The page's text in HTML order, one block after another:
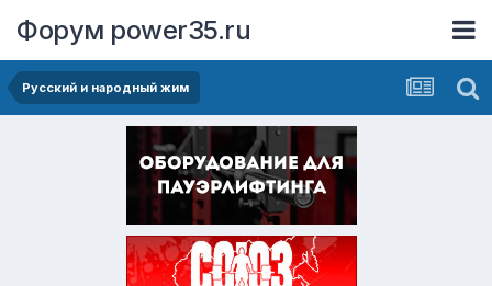
Форум power35.ru
Русский и народный жим